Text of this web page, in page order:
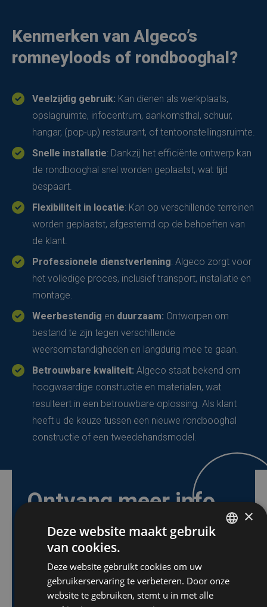
Kenmerken van Algeco’s
romneyloods of rondbooghal?
Veelzijdig gebruik: Kan dienen als werkplaats,
opslagruimte, infocentrum, aankomsthal, schuur,
hangar, (pop-up) restaurant, of tentoonstellingsruimte.
Snelle installatie: Dankzij het efficiënte ontwerp kan
de rondbooghal snel worden geplaatst, wat tijd
bespaart.
Flexibiliteit in locatie: Kan op verschillende terreinen
worden geplaatst, afgestemd op de behoeften van
de klant.
Professionele dienstverlening: Algeco zorgt voor
het volledige proces, inclusief transport, installatie en
montage.
Weerbestendig en duurzaam: Ontworpen om
bestand te zijn tegen verschillende
weersomstandigheden en langdurig mee te gaan.
Betrouwbare kwaliteit: Algeco staat bekend om
hoogwaardige constructie en materialen, wat
resulteert in een betrouwbare oplossing. Als klant
heeft u de keuze tussen een nieuwe rondbooghal
constructie of een tweedehandsmodel.
Ontvang meer info
over onze Romney of
variantloods
Ik wens graag meer informatie te ontvangen
×
Deze website maakt gebruik
van cookies.
Deze website gebruikt cookies om uw
gebruikerservaring te verbeteren. Door onze
website te gebruiken, stemt u in met alle